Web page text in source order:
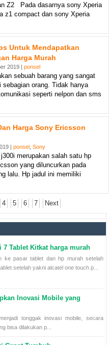
Z2 Pada dasarnya sony Xperia
z1 compact dan sony Xperia
Untuk Mendapatkan
Harga Murah
2019 | ponsel
sebuah barang yang sangat
sebagian orang. Tidak hanya
seperti nelpon dan sms
Harga Sony Ericsson
| ponsel Sony
merupakan salah satu hp
yang diluncurkan pada
lalu. Hp jadul ini memiliki
4 5 6 7 Next
7 Tablet Kitkat harga murah
ke pasar tablet dan hp murah setelah
setelah yakni alcatel one touch p...
Inovasi Mobile yang
tonggak inovasi mobile, secara
bisa dilakukan p...